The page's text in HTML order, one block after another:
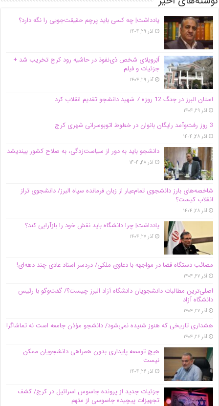
یادداشت| ‌چه کسی باید پرچم حقیقت‌جویی را نگه دارد؟
آذر ۲۹, ۱۴۰۴
اَبَر‌ویلای شخص ذی‌نفوذ در حاشیه‌ رود کرج تخریب شد +
جزئیات و فیلم
آذر ۲۹, ۱۴۰۴
استان البرز در جنگ 12 روزه 7 شهید دانشجو تقدیم انقلاب کرد
آذر ۲۹, ۱۴۰۴
3 روز رفت‌وآمد رایگان بانوان در خطوط اتوبوسرانی شهری کرج
آذر ۲۸, ۱۴۰۴
دانشجو باید به دور از سیاست‌زدگی، به صلاح کشور بیندیشد
آذر ۲۸, ۱۴۰۴
شاخصه‌های بارز دانشجوی تمام‌عیار از زبان فرمانده سپاه البرز/ دانشجوی تراز
انقلاب کیست؟
آذر ۲۸, ۱۴۰۴
یادداشت| چرا دانشگاه باید نقش خود را بازآرایی کند؟
آذر ۲۷, ۱۴۰۴
مصائب دستگاه قضا در مواجهه با دعاوی ملکی/ دردسر اسناد عادی چند‌ دهه‌ای!
آذر ۲۷, ۱۴۰۴
اصلی‌ترین مطالبات دانشجویان دانشگاه آزاد البرز چیست؟/ گفت‌وگو با رئیس
دانشگاه آز‌اد
آذر ۲۷, ۱۴۰۴
هشداری تاریخی که هنوز شنیده نمی‌شود/ دانشجو مؤذن جامعه است نه تماشاگر!
آذر ۲۶, ۱۴۰۴
هیچ توسعه پایداری بدون همراهی دانشجویان ممکن
نیست
آذر ۲۶, ۱۴۰۴
جزئیات جدید از پرونده جاسوس اسرائیل در کرج/‌ کشف
تجهیزات پیچیده جاسوسی از متهم